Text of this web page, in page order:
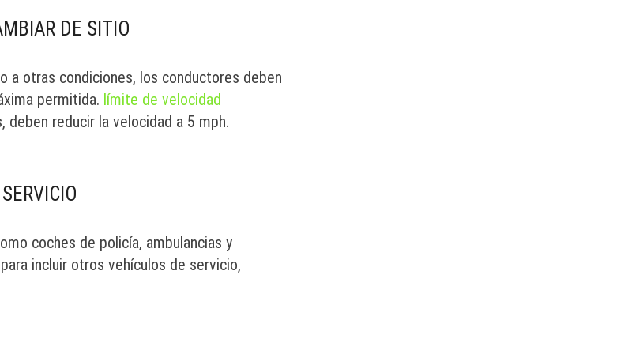
DE SITIO
a otras condiciones, los conductores deben
permitida. límite de velocidad
reducir la velocidad a 5 mph.
coches de policía, ambulancias y
incluir otros vehículos de servicio,